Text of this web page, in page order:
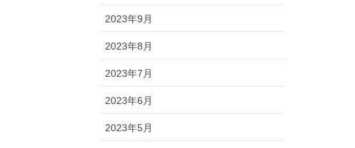
2023年9月
2023年8月
2023年7月
2023年6月
2023年5月